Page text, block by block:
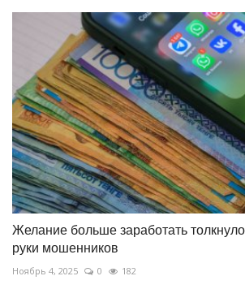
Желание больше заработать
руки мошенников
Ноябрь 4, 2025 0 182